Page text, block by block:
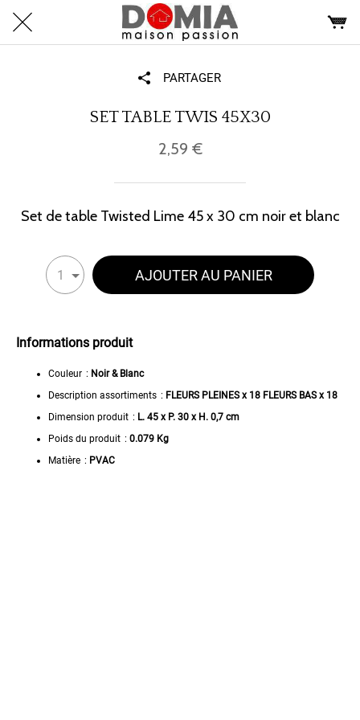
PARTAGER
SET TABLE TWIS 45X30
2,59 €
Set de table Twisted Lime 45 x 30 cm noir et blanc
1 AJOUTER AU PANIER
Informations produit
Couleur : Noir & Blanc
Description assortiments : FLEURS PLEINES x 18 FLEURS BAS x 18
Dimension produit : L. 45 x P. 30 x H. 0,7 cm
Poids du produit : 0.079 Kg
Matière : PVAC